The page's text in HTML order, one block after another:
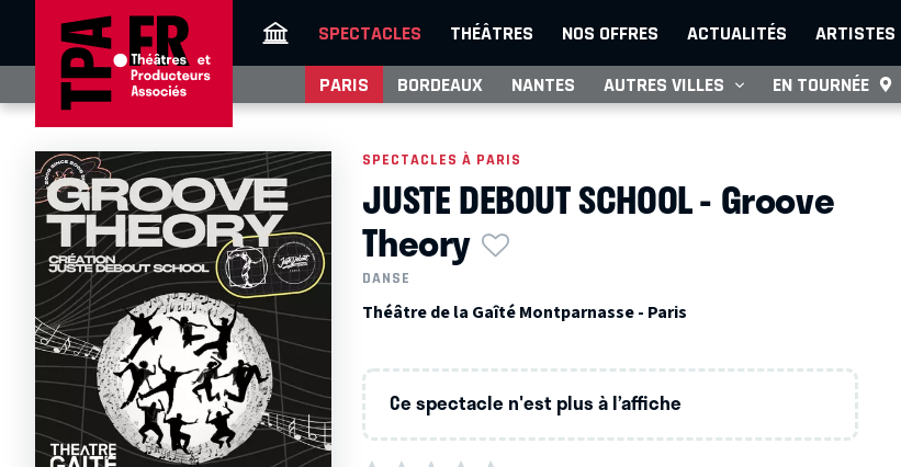
SPECTACLES THÉÂTRES NOS OFFRES ACTUALITÉS ARTISTES
PARIS BORDEAUX NANTES AUTRES VILLES EN TOURNÉE
SPECTACLES À PARIS
JUSTE DEBOUT SCHOOL - Groove
Theory
DANSE
Théâtre de la Gaîté Montparnasse - Paris
Ce spectacle n'est plus à l’affiche